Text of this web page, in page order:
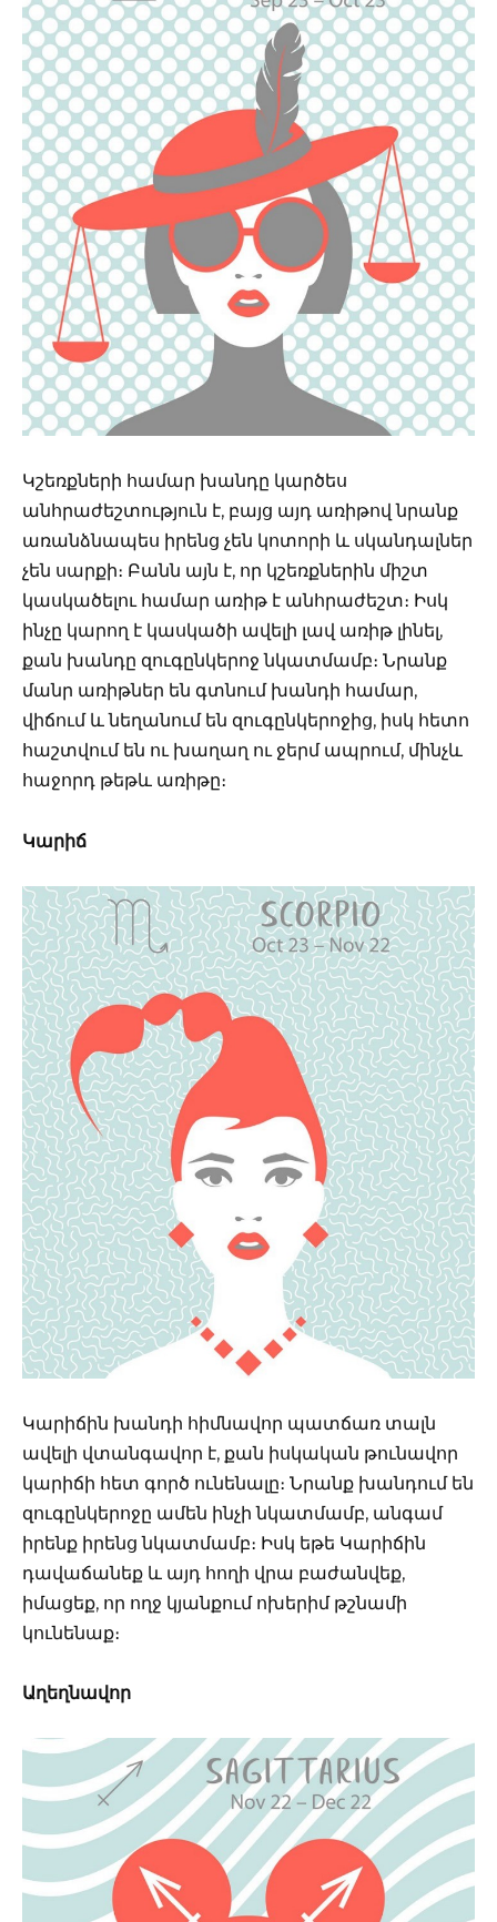
Կշեռքների համար խանդը կարծես
անհրաժեշտություն է, բայց այդ առիթով նրանք
առանձնապես իրենց չեն կոտորի և սկանդալներ
չեն սարքի։ Բանն այն է, որ կշեռքներին միշտ
կասկածելու համար առիթ է անհրաժեշտ։ Իսկ
ինչը կարող է կասկածի ավելի լավ առիթ լինել,
քան խանդը զուգընկերոջ նկատմամբ։ Նրանք
մանր առիթներ են գտնում խանդի համար,
վիճում և նեղանում են զուգընկերոջից, իսկ հետո
հաշտվում են ու խաղաղ ու ջերմ ապրում, մինչև
հաջորդ թեթև առիթը։
Կարիճ
Կարիճին խանդի հիմնավոր պատճառ տալն
ավելի վտանգավոր է, քան իսկական թունավոր
կարիճի հետ գործ ունենալը։ Նրանք խանդում են
զուգընկերոջը ամեն ինչի նկատմամբ, անգամ
իրենք իրենց նկատմամբ։ Իսկ եթե Կարիճին
դավաճանեք և այդ հողի վրա բաժանվեք,
իմացեք, որ ողջ կյանքում ոխերիմ թշնամի
կունենաք։
Աղեղնավոր